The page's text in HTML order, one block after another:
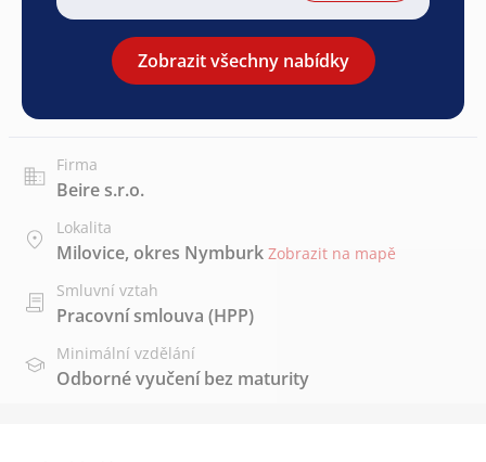
Zobrazit všechny nabídky
Firma
Beire s.r.o.
Lokalita
Milovice, okres Nymburk Zobrazit na mapě
Smluvní vztah
Pracovní smlouva (HPP)
Minimální vzdělání
Odborné vyučení bez maturity